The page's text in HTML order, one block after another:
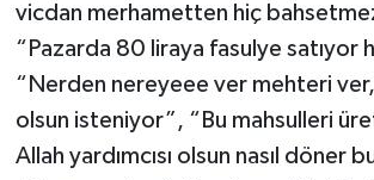
vicdan merhametten hiç
“Pazarda 80 liraya fasulye satıyor
“Nerden nereyeee ver mehteri
olsun isteniyor”, “Bu mahsulleri
Allah yardımcısı olsun nasıl döner